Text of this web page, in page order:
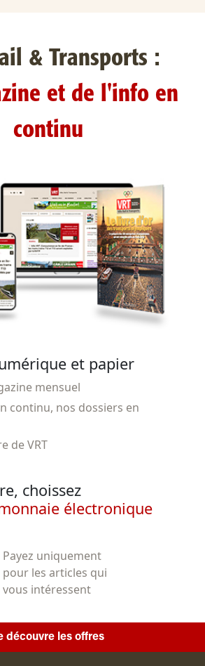
& Transports :
et de l'info en
continu
et papier
mensuel
continu, nos dossiers en
de VRT
choissez
électronique
Payez uniquement
pour les articles qui
vous intéressent
découvre les offres